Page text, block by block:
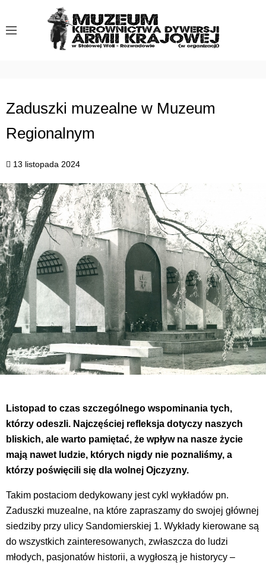
t
Zaduszki muzealne w Muzeum
Regionalnym
13 listopada 2024
Listopad to czas szczególnego wspominania tych,
którzy odeszli. Najczęściej refleksja dotyczy naszych
bliskich, ale warto pamiętać, że wpływ na nasze życie
mają nawet ludzie, których nigdy nie poznaliśmy, a
którzy poświęcili się dla wolnej Ojczyzny.
Takim postaciom dedykowany jest cykl wykładów pn.
Zaduszki muzealne, na które zapraszamy do swojej głównej
siedziby przy ulicy Sandomierskiej 1. Wykłady kierowane są
do wszystkich zainteresowanych, zwłaszcza do ludzi
młodych, pasjonatów historii, a wygłoszą je historycy –